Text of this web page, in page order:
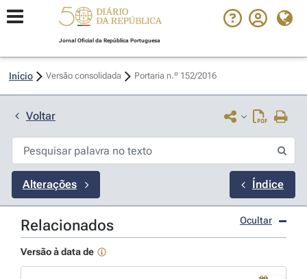
Jornal Oficial da República Portuguesa
Início Versão consolidada Portaria n.º 152/2016
Voltar
Alterações Índice
Relacionados Ocultar
Versão à data de